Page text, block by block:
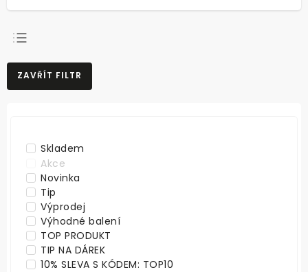
NEJPRODÁVANĚJŠÍ
NEJLEVNĚJŠÍ
ZAVŘÍT FILTR
Skladem
Akce
Novinka
Tip
Výprodej
Výhodné balení
TOP PRODUKT
TIP NA DÁREK
10% SLEVA S KÓDEM: TOP10